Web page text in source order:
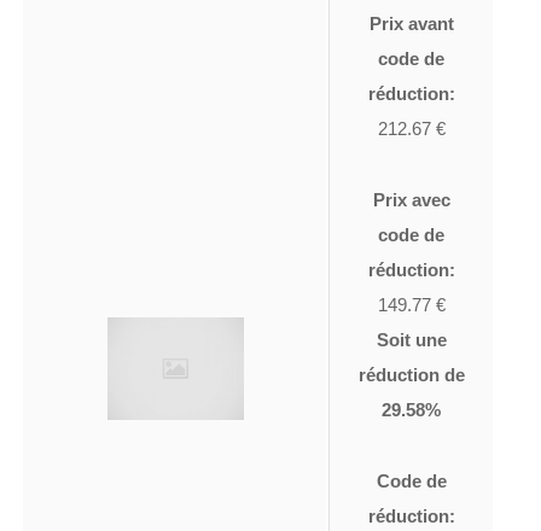
Prix avant
code de
réduction:
212.67 €
Prix avec
code de
réduction:
149.77 €
Soit une
réduction de
29.58%
Code de
réduction: